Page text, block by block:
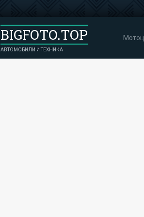
BIGFOTO.TOP
АВТОМОБИЛИ И ТЕХНИКА